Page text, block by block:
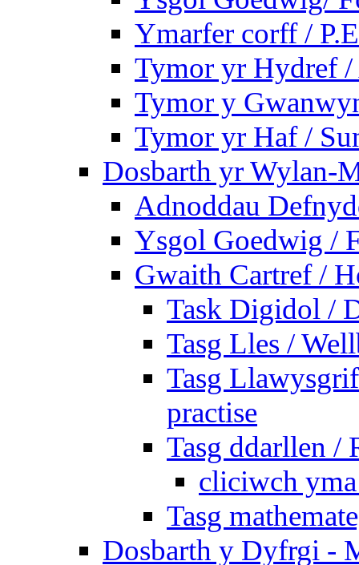
Ymarfer corff /
Tymor yr Hydref
Tymor y
Tymor yr Haf /
Dosbarth yr Wylan-
Adnoddau
Ysgol Goedwig /
Gwaith Cartref /
Task Digidol /
Tasg Lles /
Tasg
practise
Tasg ddarllen /
cliciwch
Tasg
Dosbarth y Dyfrgi -